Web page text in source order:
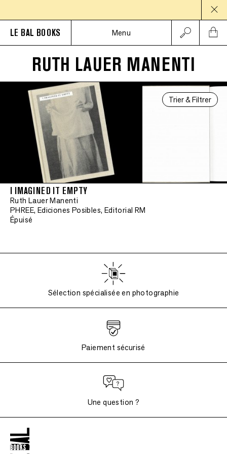
LE BAL BOOKS Menu
RUTH LAUER MANENTI
Trier & Filtrer
I IMAGINED IT EMPTY
Ruth Lauer Manenti
PHREE, Ediciones Posibles, Editorial RM
Épuisé
Sélection spécialisée en photographie
Paiement sécurisé
Une question ?